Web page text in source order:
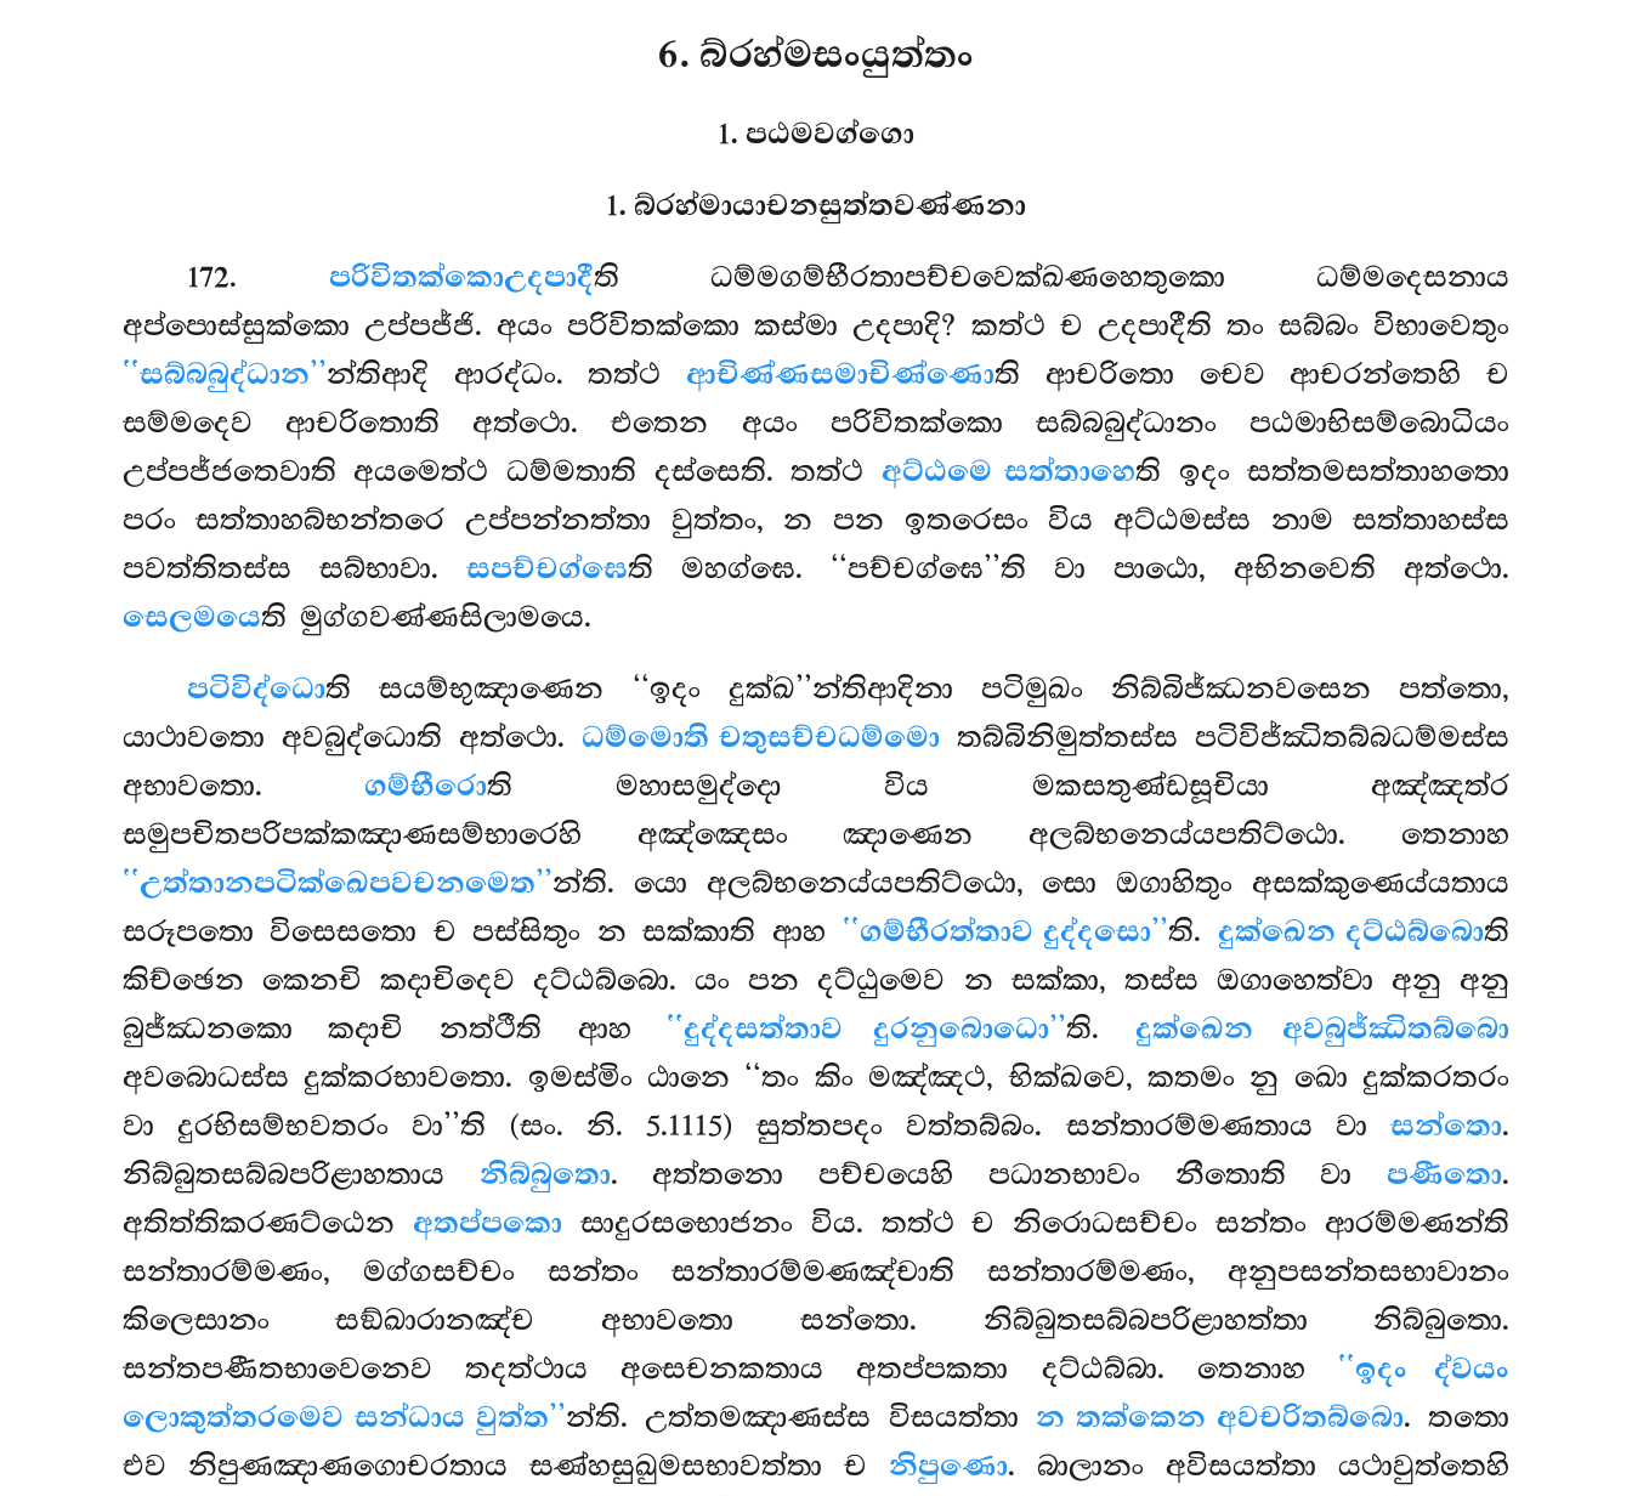
6. බ්රහ්මසංයුත්තං
1. පඨමවග්ගො
1. බ්රහ්මායාචනසුත්තවණ්ණනා
172. පරිවිතක්කොඋදපාදීති ධම්මගම්භීරතාපච්චවෙක්ඛණහෙතුකො ධම්මදෙසනාය
අප්පොස්සුක්කො උප්පජ්ජි. අයං පරිවිතක්කො කස්මා උදපාදි? කත්ථ ච උදපාදීති තං සබ්බං විභාවෙතුං
‘‘සබ්බබුද්ධාන’’න්තිආදි ආරද්ධං. තත්ථ ආචිණ්ණසමාචිණ්ණොති ආචරිතො චෙව ආචරන්තෙහි ච
සම්මදෙව ආචරිතොති අත්ථො. එතෙන අයං පරිවිතක්කො සබ්බබුද්ධානං පඨමාභිසම්බොධියං
උප්පජ්ජතෙවාති අයමෙත්ථ ධම්මතාති දස්සෙති. තත්ථ අට්ඨමෙ සත්තාහෙති ඉදං සත්තමසත්තාහතො
පරං සත්තාහබ්භන්තරෙ උප්පන්නත්තා වුත්තං, න පන ඉතරෙසං විය අට්ඨමස්ස නාම සත්තාහස්ස
පවත්තිතස්ස සබ්භාවා. සපච්චග්ඝෙති මහග්ඝෙ. ‘‘පච්චග්ඝෙ’’ති වා පාඨො, අභිනවෙති අත්ථො.
සෙලමයෙති මුග්ගවණ්ණසිලාමයෙ.
පටිවිද්ධොති සයම්භුඤාණෙන ‘‘ඉදං දුක්ඛ’’න්තිආදිනා පටිමුඛං නිබ්බිජ්ඣනවසෙන පත්තො,
යාථාවතො අවබුද්ධොති අත්ථො. ධම්මොති චතුසච්චධම්මො තබ්බිනිමුත්තස්ස පටිවිජ්ඣිතබ්බධම්මස්ස
අභාවතො. ගම්භීරොති මහාසමුද්දො විය මකසතුණ්ඩසූචියා අඤ්ඤත්ර
සමුපචිතපරිපක්කඤාණසම්භාරෙහි අඤ්ඤෙසං ඤාණෙන අලබ්භනෙය්යපතිට්ඨො. තෙනාහ
‘‘උත්තානපටික්ඛෙපවචනමෙත’’න්ති. යො අලබ්භනෙය්යපතිට්ඨො, සො ඔගාහිතුං අසක්කුණෙය්යතාය
සරූපතො විසෙසතො ච පස්සිතුං න සක්කාති ආහ ‘‘ගම්භීරත්තාව දුද්දසො’’ති. දුක්ඛෙන දට්ඨබ්බොති
කිච්ඡෙන කෙනචි කදාචිදෙව දට්ඨබ්බො. යං පන දට්ඨුමෙව න සක්කා, තස්ස ඔගාහෙත්වා අනු අනු
බුජ්ඣනකො කදාචි නත්ථීති ආහ ‘‘දුද්දසත්තාව දුරනුබොධො’’ති. දුක්ඛෙන අවබුජ්ඣිතබ්බො
අවබොධස්ස දුක්කරභාවතො. ඉමස්මිං ඨානෙ ‘‘තං කිං මඤ්ඤථ, භික්ඛවෙ, කතමං නු ඛො දුක්කරතරං
වා දුරභිසම්භවතරං වා’’ති (සං. නි. 5.1115) සුත්තපදං වත්තබ්බං. සන්තාරම්මණතාය වාසන්තො.
නිබ්බුතසබ්බපරිළාහතාය නිබ්බුතො. අත්තනො පච්චයෙහි පධානභාවං නීතොතිවාපණීතො.
අතිත්තිකරණට්ඨෙන අතප්පකො සාදුරසභොජනං විය. තත්ථ ච නිරොධසච්චං සන්තං ආරම්මණන්ති
සන්තාරම්මණං, මග්ගසච්චං සන්තං සන්තාරම්මණඤ්චාති සන්තාරම්මණං, අනුපසන්තසභාවානං
කිලෙසානං සඞ්ඛාරානඤ්ච අභාවතො සන්තො. නිබ්බුතසබ්බපරිළාහත්තා නිබ්බුතො.
සන්තපණීතභාවෙනෙව තදත්ථාය අසෙචනකතාය අතප්පකතා දට්ඨබ්බා. තෙනාහ ‘‘ඉදං ද්වයං
ලොකුත්තරමෙව සන්ධාය වුත්ත’’න්ති. උත්තමඤාණස්ස විසයත්තා න තක්කෙන අවචරිතබ්බො. තතො
එව නිපුණඤාණගොචරතාය සණ්හසුඛුමසභාවත්තා ච නිපුණො. බාලානං අවිසයත්තා යථාවුත්තෙහි